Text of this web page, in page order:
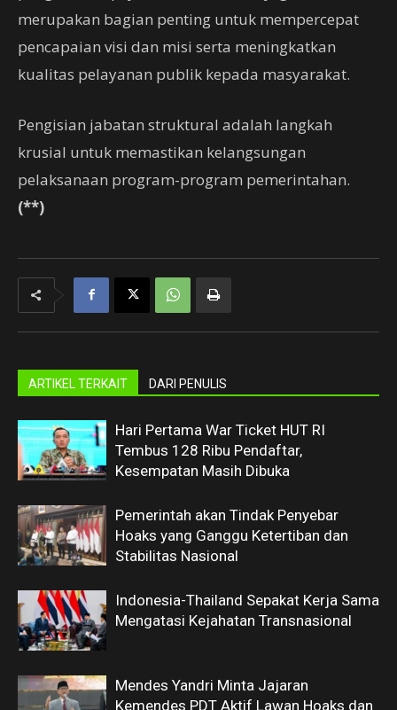
merupakan bagian penting untuk mempercepat
pencapaian visi dan misi serta meningkatkan
kualitas pelayanan publik kepada masyarakat.
Pengisian jabatan struktural adalah langkah
krusial untuk memastikan kelangsungan
pelaksanaan program-program pemerintahan.
(**)
ARTIKEL TERKAIT DARI PENULIS
Hari Pertama War Ticket HUT RI
Tembus 128 Ribu Pendaftar,
Kesempatan Masih Dibuka
Pemerintah akan Tindak Penyebar
Hoaks yang Ganggu Ketertiban dan
Stabilitas Nasional
Indonesia-Thailand Sepakat Kerja Sama
Mengatasi Kejahatan Transnasional
Mendes Yandri Minta Jajaran
Kemendes PDT Aktif Lawan Hoaks dan